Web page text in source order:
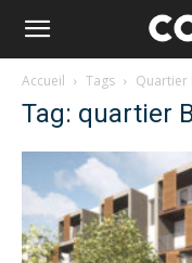
Accueil Tags Quartier
Tag: quartier